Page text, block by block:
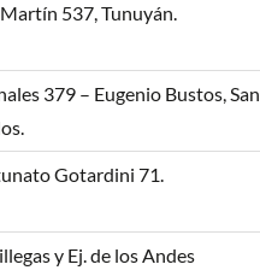
537, Tunuyán.
379 – Eugenio Bustos, San
Gotardini 71.
y Ej. de los Andes